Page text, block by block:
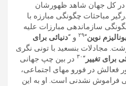
در کل جھان شاھد ظھورشان
مباحثات چگونگی مبارزه با
سازماندھی مبارزات عليه
نوين“٢٩ و “دنيائی برای
مجادلات بنسعيد با تونی نگری
برای تغيير “٣٠ در بين چپ جھانی
فعالش در فورو مھای اجتماعی،
فراموش نشدنی است. او به اين